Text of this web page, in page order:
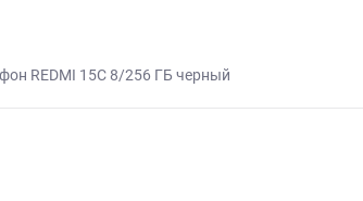
REDMI 15C 8/256 ГБ черный